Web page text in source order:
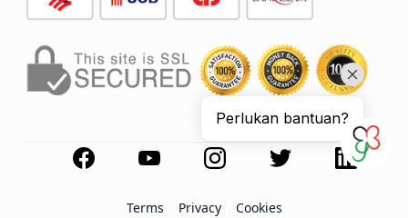
Terms Privacy Cookies
Perlukan bantuan?